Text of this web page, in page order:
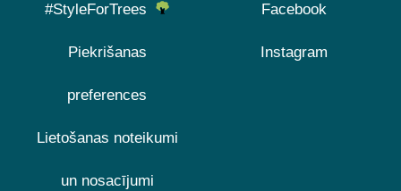
#StyleForTrees
Piekrišanas
preferences
Lietošanas noteikumi
un nosacījumi
Facebook
Instagram